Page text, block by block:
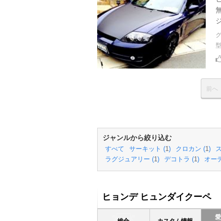
前へ
ジャンルから絞り込む
すべて サーキット (1) クロカン (1)
ラグジュアリー (1) デコトラ (1) オー
ヒョンデ ヒュンダイクーペ